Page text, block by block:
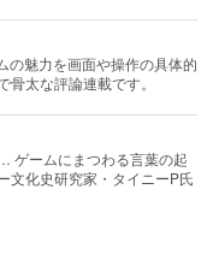
の魅力を画面や操作の具体的
太な評論連載です。
ゲームにまつわる言葉の起
文化史研究家・タイニーP氏